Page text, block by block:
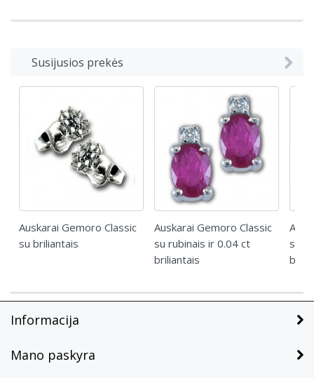
Susijusios prekės
Auskarai Gemoro Classic
su briliantais
Auskarai Gemoro Classic
su rubinais ir 0.04 ct
briliantais
su
Informacija
Mano paskyra